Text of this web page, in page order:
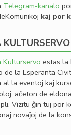
Telegram-kanalo
kaj por
KULTURSERVO
Kulturservo estas la
de la Esperanta
la eventoj kaj
aĉeton de
Vizitu ĝin tuj por
novaĵoj de la